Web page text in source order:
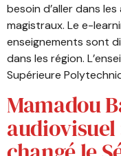
besoin d’aller dans
magistraux. Le e-
enseignements sont
dans les région.
Supérieure
Mamadou